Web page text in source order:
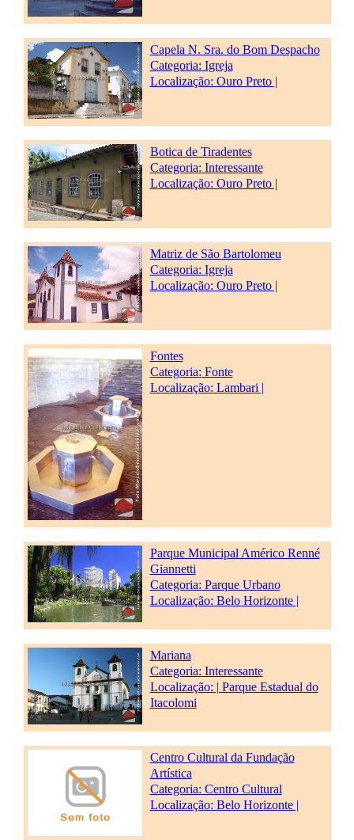
Capela N. Sra. do Bom Despacho
Categoria: Igreja
Localização: Ouro Preto |
Botica de Tiradentes
Categoria: Interessante
Localização: Ouro Preto |
Matriz de São Bartolomeu
Categoria: Igreja
Localização: Ouro Preto |
Fontes
Categoria: Fonte
Localização: Lambari |
Parque Municipal Américo Renné
Giannetti
Categoria: Parque Urbano
Localização: Belo Horizonte |
Mariana
Categoria: Interessante
Localização: | Parque Estadual do
Itacolomi
Centro Cultural da Fundação
Artística
Categoria: Centro Cultural
Localização: Belo Horizonte |